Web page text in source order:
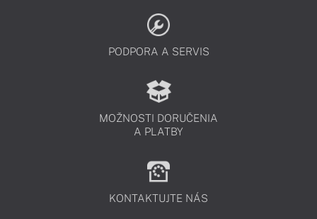
PODPORA A SERVIS
MOŽNOSTI DORUČENIA
A PLATBY
KONTAKTUJTE NÁS